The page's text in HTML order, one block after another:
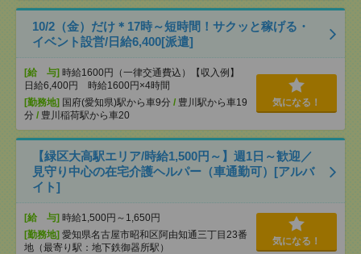
10/2（金）だけ＊17時～短時間！サクッと稼げる・
イベント設営/日給6,400[派遣]
[給 与] 時給1600円（一律交通費込）【収入例】
日給6,400円 時給1600円×4時間
[勤務地] 国府(愛知県)駅から車9分 / 豊川駅から車19
分 / 豊川稲荷駅から車20
気になる！
【緑区大高駅エリア/時給1,500円～】週1日～歓迎／
見守り中心の在宅介護ヘルパー（車通勤可）[アルバ
イト]
[給 与] 時給1,500円～1,650円
[勤務地] 愛知県名古屋市昭和区阿由知通三丁目23番
地（最寄り駅：地下鉄御器所駅）
気になる！